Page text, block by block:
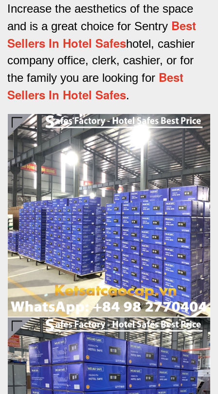
Increase the aesthetics of the space
and is a great choice for Sentry Best
Sellers In Hotel Safeshotel, cashier
company office, clerk, cashier, or for
the family you are looking for Best
Sellers In Hotel Safes.